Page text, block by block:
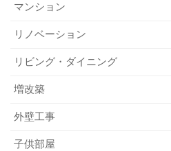
マンション
リノベーション
リビング・ダイニング
増改築
外壁工事
子供部屋